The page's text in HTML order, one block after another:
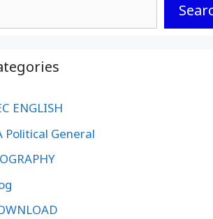
ENGLISH
Political General